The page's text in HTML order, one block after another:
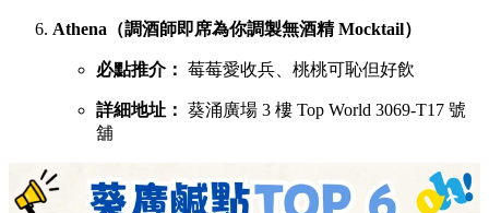
Athena（調酒師即席為你調製無酒精 Mocktail）
必點推介： 莓莓愛收兵、桃桃可恥但好飲
詳細地址： 葵涌廣場 3 樓 Top World 3069-T17 號
舖